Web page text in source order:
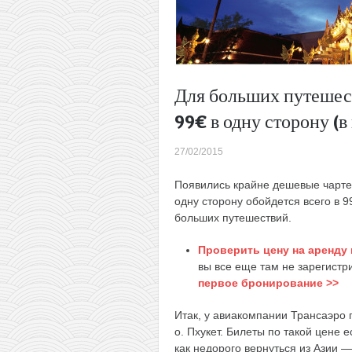
Для больших
99€ в одну сторону
27/02/2015
Появились крайне дешевые
одну сторону обойдется всего в
больших путешествий.
Проверить цену на аренду
вы все еще там не
первое бронирование >>
Итак, у авиакомпании
о. Пхукет. Билеты по такой цене
как недорого вернуться из Азии